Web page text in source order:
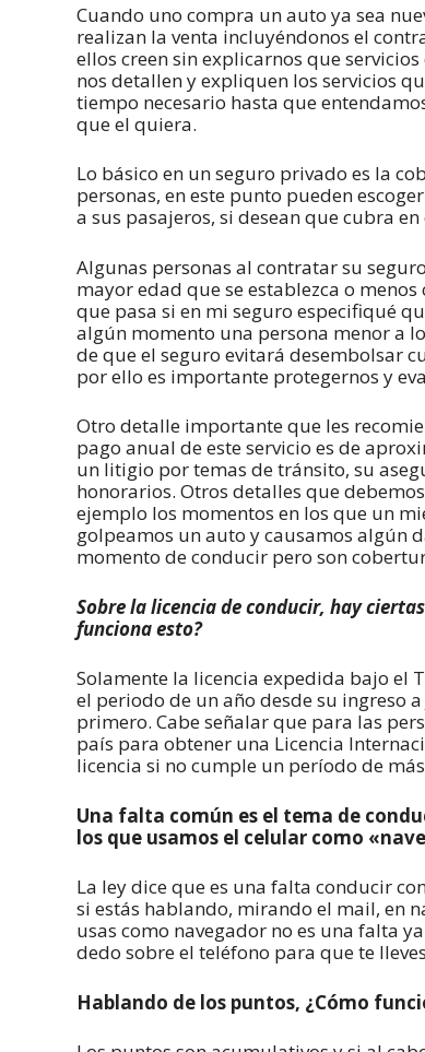
Cuando uno compra un auto ya sea
realizan la venta incluyéndonos el
ellos creen sin explicarnos que
nos detallen y expliquen los servicios
tiempo necesario hasta que
que el quiera.
Lo básico en un seguro privado es la
personas, en este punto pueden
a sus pasajeros, si desean que cubra
Algunas personas al contratar su
mayor edad que se establezca o
que pasa si en mi seguro especifiqué
algún momento una persona menor a
de que el seguro evitará desembolsar
por ello es importante protegernos y
Otro detalle importante que les
pago anual de este servicio es de
un litigio por temas de tránsito, su
honorarios. Otros detalles que
ejemplo los momentos en los que un
golpeamos un auto y causamos algún
momento de conducir pero son
Sobre la licencia de conducir, hay
funciona esto?
Solamente la licencia expedida bajo el
el periodo de un año desde su ingreso
primero. Cabe señalar que para las
país para obtener una Licencia
licencia si no cumple un período de
Una falta común es el tema de
los que usamos el celular como
La ley dice que es una falta conducir
si estás hablando, mirando el mail, en
usas como navegador no es una falta
dedo sobre el teléfono para que te
Hablando de los puntos, ¿Cómo